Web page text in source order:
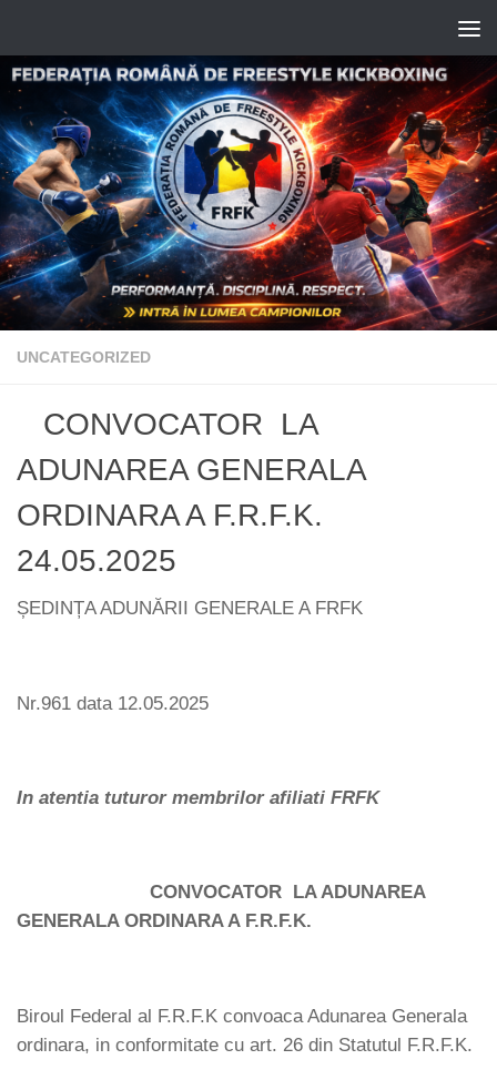
UNCATEGORIZED
CONVOCATOR LA
ADUNAREA GENERALA
ORDINARA A F.R.F.K.
24.05.2025
ȘEDINȚA ADUNĂRII GENERALE A FRFK
Nr.961 data 12.05.2025
In atentia tuturor membrilor afiliati FRFK
CONVOCATOR LA ADUNAREA
GENERALA ORDINARA A F.R.F.K.
Biroul Federal al F.R.F.K convoaca Adunarea Generala
ordinara, in conformitate cu art. 26 din Statutul F.R.F.K.